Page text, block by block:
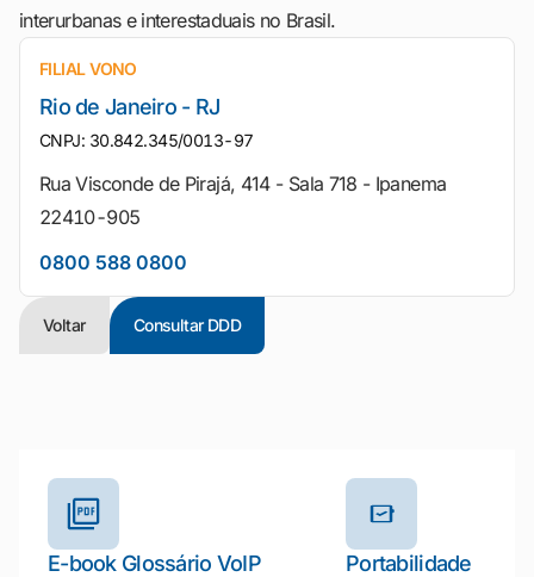
interurbanas e interestaduais no Brasil.
FILIAL VONO
Rio de Janeiro - RJ
CNPJ: 30.842.345/0013-97
Rua Visconde de Pirajá, 414 - Sala 718 - Ipanema
22410-905
0800 588 0800
Voltar Consultar DDD
E-book Glossário VoIP Portabilidade